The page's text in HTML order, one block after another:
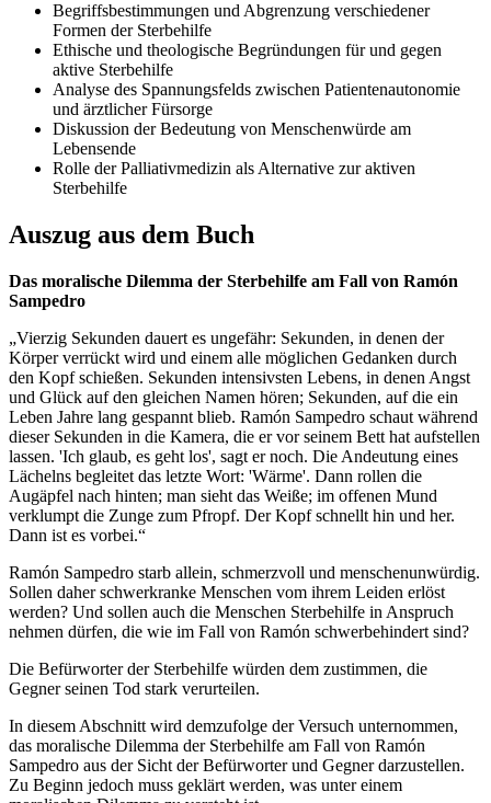
Begriffsbestimmungen und Abgrenzung verschiedener
Formen der Sterbehilfe
Ethische und theologische Begründungen für und gegen
aktive Sterbehilfe
Analyse des Spannungsfelds zwischen Patientenautonomie
und ärztlicher Fürsorge
Diskussion der Bedeutung von Menschenwürde am
Lebensende
Rolle der Palliativmedizin als Alternative zur aktiven
Sterbehilfe
Auszug aus dem Buch
Das moralische Dilemma der Sterbehilfe am Fall von Ramón
Sampedro
„Vierzig Sekunden dauert es ungefähr: Sekunden, in denen der
Körper verrückt wird und einem alle möglichen Gedanken durch
den Kopf schießen. Sekunden intensivsten Lebens, in denen Angst
und Glück auf den gleichen Namen hören; Sekunden, auf die ein
Leben Jahre lang gespannt blieb. Ramón Sampedro schaut während
dieser Sekunden in die Kamera, die er vor seinem Bett hat aufstellen
lassen. 'Ich glaub, es geht los', sagt er noch. Die Andeutung eines
Lächelns begleitet das letzte Wort: 'Wärme'. Dann rollen die
Augäpfel nach hinten; man sieht das Weiße; im offenen Mund
verklumpt die Zunge zum Pfropf. Der Kopf schnellt hin und her.
Dann ist es vorbei.“
Ramón Sampedro starb allein, schmerzvoll und menschenunwürdig.
Sollen daher schwerkranke Menschen vom ihrem Leiden erlöst
werden? Und sollen auch die Menschen Sterbehilfe in Anspruch
nehmen dürfen, die wie im Fall von Ramón schwerbehindert sind?
Die Befürworter der Sterbehilfe würden dem zustimmen, die
Gegner seinen Tod stark verurteilen.
In diesem Abschnitt wird demzufolge der Versuch unternommen,
das moralische Dilemma der Sterbehilfe am Fall von Ramón
Sampedro aus der Sicht der Befürworter und Gegner darzustellen.
Zu Beginn jedoch muss geklärt werden, was unter einem